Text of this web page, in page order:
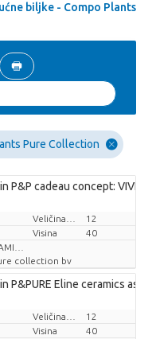
biljke - Compo Plants
Pure Collection
P&P cadeau concept: VIVE
12
Visina
40
collection bv
P&PURE Eline ceramics ass. 3
12
Visina
40